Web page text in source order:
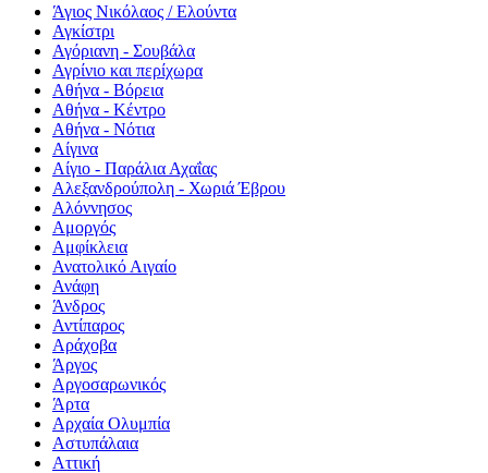
Άγιος Νικόλαος / Ελούντα
Αγκίστρι
Αγόριανη - Σουβάλα
Αγρίνιο και περίχωρα
Αθήνα - Βόρεια
Αθήνα - Κέντρο
Αθήνα - Νότια
Αίγινα
Αίγιο - Παράλια Αχαΐας
Αλεξανδρούπολη - Χωριά Έβρου
Αλόννησος
Αμοργός
Αμφίκλεια
Ανατολικό Αιγαίο
Ανάφη
Άνδρος
Αντίπαρος
Αράχοβα
Άργος
Αργοσαρωνικός
Άρτα
Αρχαία Ολυμπία
Αστυπάλαια
Αττική